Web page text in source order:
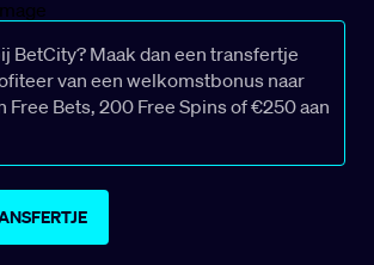
BetCity? Maak dan een transfertje
van een welkomstbonus naar
Free Bets, 200 Free Spins of €250 aan